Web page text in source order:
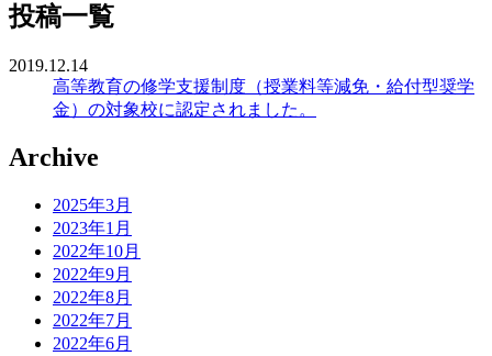
投稿一覧
2019.12.14
高等教育の修学支援制度（授業料等減免・給付型奨学
金）の対象校に認定されました。
Archive
2025年3月
2023年1月
2022年10月
2022年9月
2022年8月
2022年7月
2022年6月